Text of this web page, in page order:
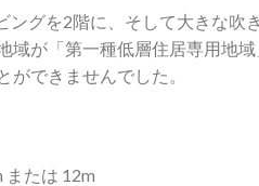
ングを2階に、そして大きな
域が「第一種低層住居専用地
できませんでした。
または 12m